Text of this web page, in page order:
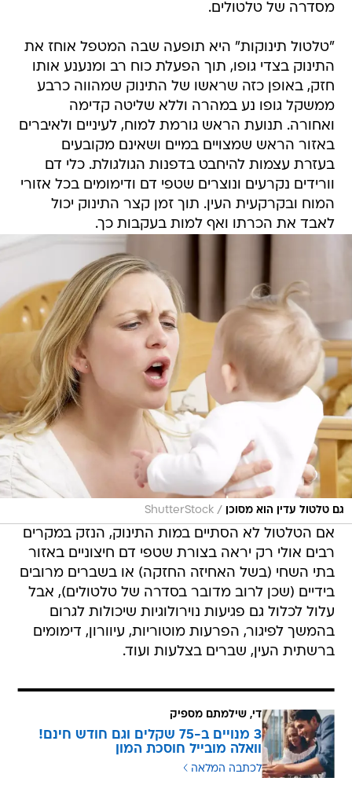
מסדרה של טלטולים.
"טלטול תינוקות" היא תופעה שבה המטפל אוחז את
התינוק בצדי גופו, תוך הפעלת כוח רב ומנענע אותו
חזק, באופן כזה שראשו של התינוק שמהווה כרבע
ממשקל גופו נע במהרה וללא שליטה קדימה
ואחורה. תנועת הראש גורמת למוח, לעיניים ולאיברים
באזור הראש שמצויים במיים ושאינם מקובעים
בעזרת עצמות להיחבט בדפנות הגולגולת. כלי דם
וורידים נקרעים ונוצרים שטפי דם ודימומים בכל אזורי
המוח ובקרקעית העין. תוך זמן קצר התינוק יכול
לאבד את הכרתו ואף למות בעקבות כך.
גם טלטול עדין הוא מסוכן /
ShutterStock
אם הטלטול לא הסתיים במות התינוק, הנזק במקרים
רבים אולי רק יראה בצורת שטפי דם חיצוניים באזור
בתי השחי (בשל האחיזה החזקה) או בשברים מרובים
בידיים (שכן לרוב מדובר בסדרה של טלטולים), אבל
עלול לכלול גם פגיעות נוירולוגיות שיכולות לגרום
בהמשך לפיגור, הפרעות מוטוריות, עיוורון, דימומים
ברשתית העין, שברים בצלעות ועוד.
די, שילמתם מספיק
3 מנויים ב-75 שקלים וגם חודש חינם!
וואלה מובייל חוסכת המון
לכתבה המלאה